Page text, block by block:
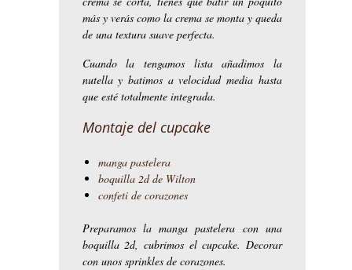
más y verás como la crema se monta y queda
de una textura suave perfecta.
Cuando la tengamos lista añadimos la
nutella y batimos a velocidad media hasta
que esté totalmente integrada.
Montaje del cupcake
manga pastelera
boquilla 2d de Wilton
confeti de corazones
Preparamos la manga pastelera con una
boquilla 2d, cubrimos el cupcake. Decorar
con unos sprinkles de corazones.